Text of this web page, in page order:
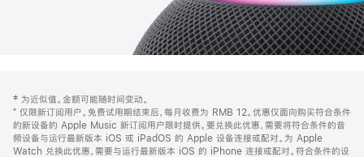
页
页
脚
注
‡ 为近似值。金额可能随时间变动。
⁺ 仅限新订阅用户。免费试用期结束后，每月收费为 RMB 12。优惠仅面向购买符合条件
的新设备的 Apple Music 新订阅用户限时提供。要兑换此优惠，需要将符合条件的音
频设备与运行最新版本 iOS 或 iPadOS 的 Apple 设备连接或配对。为 Apple
Watch 兑换此优惠，需要与运行最新版本 iOS 的 iPhone 连接或配对。符合条件的设